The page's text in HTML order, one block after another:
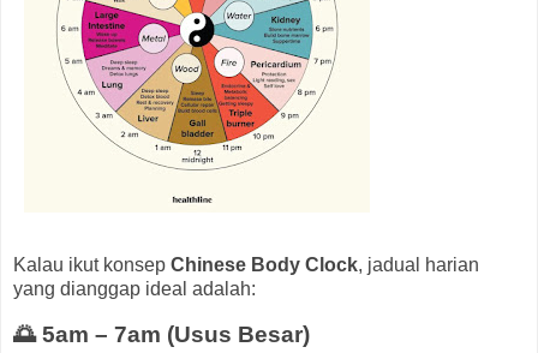
Kalau ikut konsep Chinese Body Clock, jadual harian
yang dianggap ideal adalah:
🌅 5am – 7am (Usus Besar)